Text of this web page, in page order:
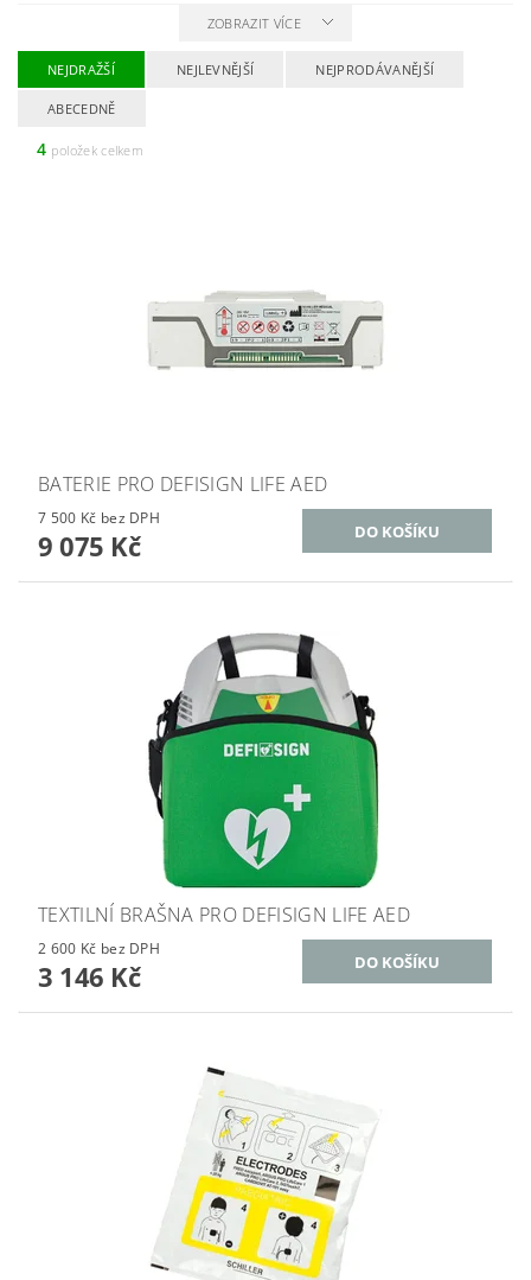
ZOBRAZIT VÍCE
NEJDRAŽŠÍ NEJLEVNĚJŠÍ NEJPRODÁVANĚJŠÍ
ABECEDNĚ
4 položek celkem
BATERIE PRO DEFISIGN LIFE AED
7 500 Kč bez DPH
9 075 Kč
TEXTILNÍ BRAŠNA PRO DEFISIGN LIFE AED
2 600 Kč bez DPH
3 146 Kč